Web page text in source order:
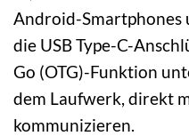
Android-Smartphones
die USB Type-C-
Go (OTG)-Funktion
dem Laufwerk, direkt
kommunizieren.